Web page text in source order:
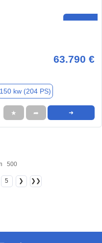
63.790 €
150 kw (204 PS)
★ ➦ ➜
500
5 ❯ ❯❯